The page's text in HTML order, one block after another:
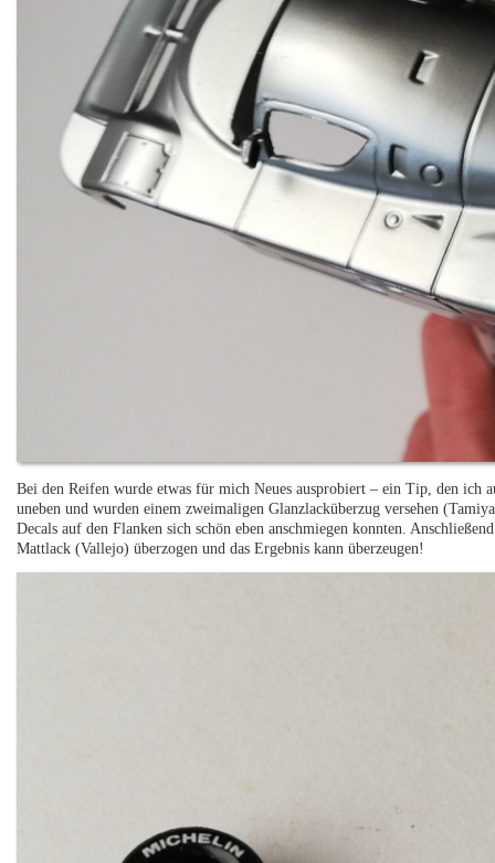
Bei den Reifen wurde etwas für mich Neues ausprobiert – ein Tip, den ich
uneben und wurden einem zweimaligen Glanzlacküberzug versehen
Decals auf den Flanken sich schön eben anschmiegen konnten.
Mattlack (Vallejo) überzogen und das Ergebnis kann überzeugen!